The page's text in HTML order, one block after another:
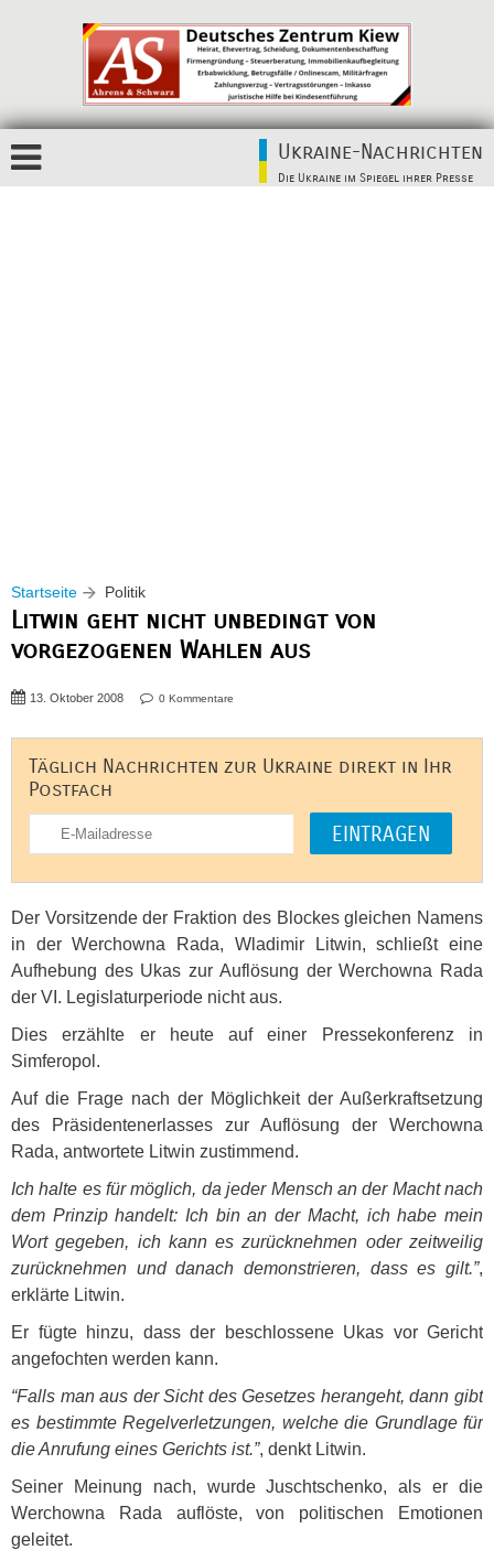
Ukraine-Nachrichten
Die Ukraine im Spiegel ihrer Presse
Startseite Politik
Litwin geht nicht unbedingt von
vorgezogenen Wahlen aus
13. Oktober 2008 0 Kommentare
Täglich Nachrichten zur Ukraine direkt in Ihr
Postfach
Der Vorsitzende der Fraktion des Blockes gleichen Namens
in der Werchowna Rada, Wladimir Litwin, schließt eine
Aufhebung des Ukas zur Auflösung der Werchowna Rada
der VI. Legislaturperiode nicht aus.
Dies erzählte er heute auf einer Pressekonferenz in
Simferopol.
Auf die Frage nach der Möglichkeit der Außerkraftsetzung
des Präsidentenerlasses zur Auflösung der Werchowna
Rada, antwortete Litwin zustimmend.
Ich halte es für möglich, da jeder Mensch an der Macht nach
dem Prinzip handelt: Ich bin an der Macht, ich habe mein
Wort gegeben, ich kann es zurücknehmen oder zeitweilig
zurücknehmen und danach demonstrieren, dass es gilt.”,
erklärte Litwin.
Er fügte hinzu, dass der beschlossene Ukas vor Gericht
angefochten werden kann.
“Falls man aus der Sicht des Gesetzes herangeht, dann gibt
es bestimmte Regelverletzungen, welche die Grundlage für
die Anrufung eines Gerichts ist.”, denkt Litwin.
Seiner Meinung nach, wurde Juschtschenko, als er die
Werchowna Rada auflöste, von politischen Emotionen
geleitet.